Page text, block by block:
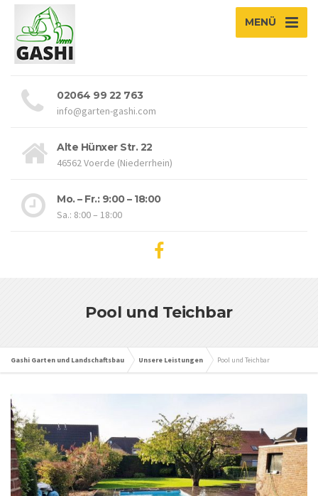
MENÜ
02064 99 22 763
info@garten-gashi.com
Alte Hünxer Str. 22
46562 Voerde (Niederrhein)
Mo. – Fr.: 9:00 – 18:00
Sa.: 8:00 – 18:00
Pool und Teichbar
Gashi Garten und Landschaftsbau Unsere Leistungen Pool und Teichbar